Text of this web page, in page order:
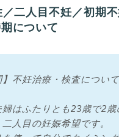
二人目不妊／初期
について
】不妊治療・検査につい
婦はふたりとも23歳で2
二人目の妊娠希望です。